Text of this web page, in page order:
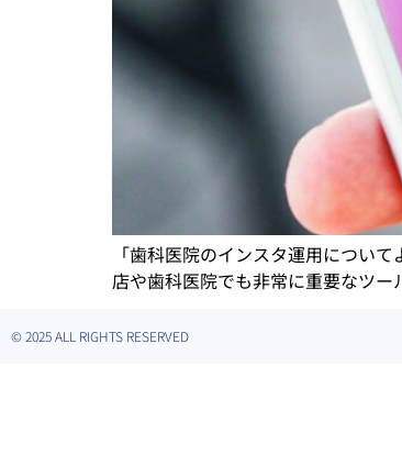
「歯科医院のインスタ運用につい
店や歯科医院でも非常に重要なツ
© 2025 ALL RIGHTS RESERVED